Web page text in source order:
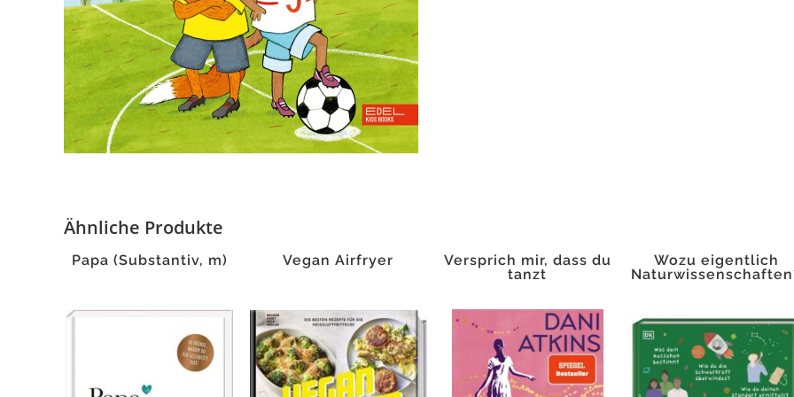
Ähnliche Produkte
Papa (Substantiv, m) Vegan Airfryer
Versprich mir, dass du
tanzt
Wozu eigentlich